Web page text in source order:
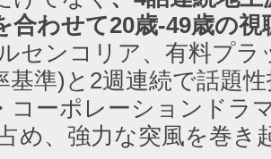
合わせて20歳-49歳の視
センコリア、有料プラ
基準)と2週連続で話題
コーポレーションドラ
め、強力な突風を巻き